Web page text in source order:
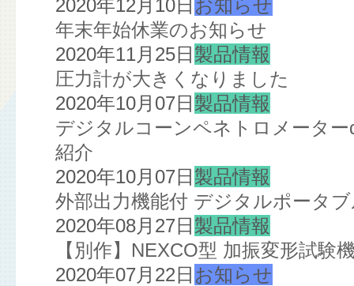
2020年12月10日 お知らせ
年末年始休業のお知らせ
2020年11月25日 製品情報
圧力計が大きくなりました
2020年10月07日 製品情報
デジタルコーンペネトロメータ
紹介
2020年10月07日 製品情報
外部出力機能付 デジタルポータ
2020年08月27日 製品情報
【別作】NEXCO型 加振変形試験
2020年07月22日 お知らせ